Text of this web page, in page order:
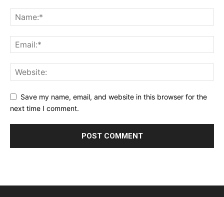
Save my name, email, and website in this browser for the
next time I comment.